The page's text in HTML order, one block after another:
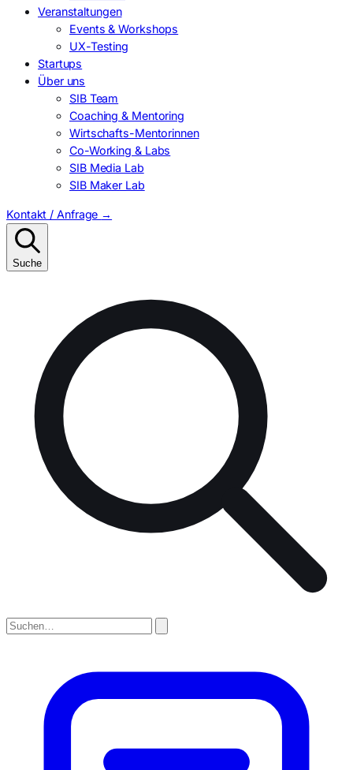
Veranstaltungen
Events & Workshops
UX-Testing
Startups
Über uns
SIB Team
Coaching & Mentoring
Wirtschafts-Mentorinnen
Co-Working & Labs
SIB Media Lab
SIB Maker Lab
Kontakt / Anfrage →
Suche